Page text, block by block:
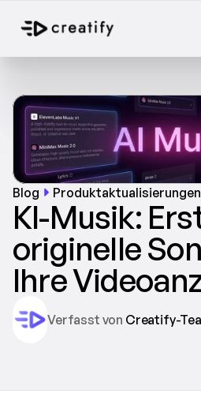
Blog Produktaktualisierungen
KI-Musik:
originelle
Ihre
Verfasst von Creatify-